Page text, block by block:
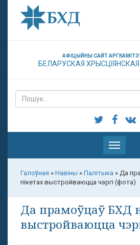
АФІЦЫЙНЫ САЙТ
БЕЛАРУСКАЯ
Паказаць
меню
Галоўная » Навіны » Палітыка » Да
пікетах выстройваюцца чэргі (фота)
Да прамоўцаў БХД
выстройваюцца